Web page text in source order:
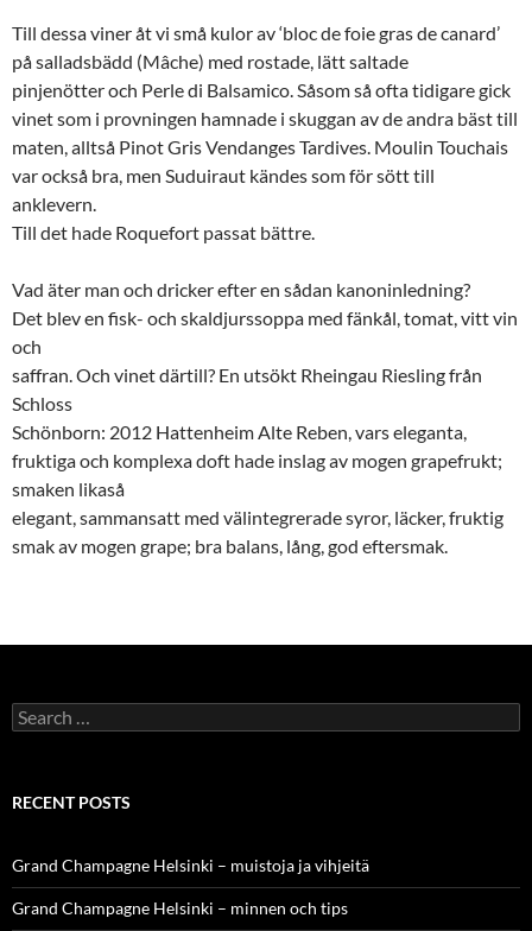
Till dessa viner åt vi små kulor av ‘bloc de foie gras de canard’
på salladsbädd (Mâche) med rostade, lätt saltade
pinjenötter och Perle di Balsamico. Såsom så ofta tidigare gick
vinet som i provningen hamnade i skuggan av de andra bäst till
maten, alltså Pinot Gris Vendanges Tardives. Moulin Touchais
var också bra, men Suduiraut kändes som för sött till
anklevern.
Till det hade Roquefort passat bättre.
Vad äter man och dricker efter en sådan kanoninledning?
Det blev en fisk- och skaldjurssoppa med fänkål, tomat, vitt vin
och
saffran. Och vinet därtill? En utsökt Rheingau Riesling från
Schloss
Schönborn: 2012 Hattenheim Alte Reben, vars eleganta,
fruktiga och komplexa doft hade inslag av mogen grapefrukt;
smaken likaså
elegant, sammansatt med välintegrerade syror, läcker, fruktig
smak av mogen grape; bra balans, lång, god eftersmak.
Search
for:
RECENT POSTS
Grand Champagne Helsinki – muistoja ja vihjeitä
Grand Champagne Helsinki – minnen och tips